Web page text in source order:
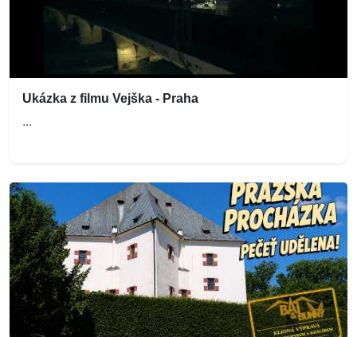
Ukázka z filmu Vejška - Praha
...